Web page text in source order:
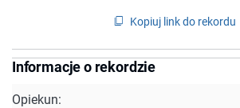
Kopiuj link do rekordu
Informacje o rekordzie
Opiekun: